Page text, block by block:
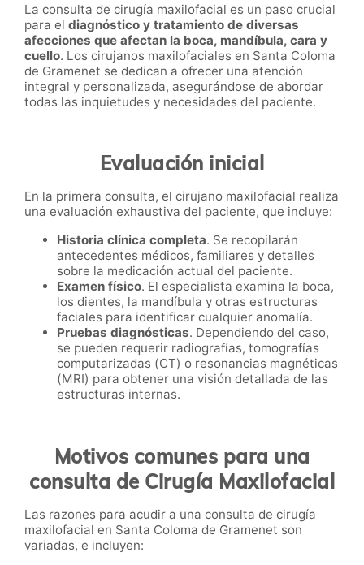
La consulta de cirugía maxilofacial es un paso crucial
para el diagnóstico y tratamiento de diversas
afecciones que afectan la boca, mandíbula, cara y
cuello. Los cirujanos maxilofaciales en Santa Coloma
de Gramenet se dedican a ofrecer una atención
integral y personalizada, asegurándose de abordar
todas las inquietudes y necesidades del paciente.
Evaluación inicial
En la primera consulta, el cirujano maxilofacial realiza
una evaluación exhaustiva del paciente, que incluye:
Historia clínica completa. Se recopilarán
antecedentes médicos, familiares y detalles
sobre la medicación actual del paciente.
Examen físico. El especialista examina la boca,
los dientes, la mandíbula y otras estructuras
faciales para identificar cualquier anomalía.
Pruebas diagnósticas. Dependiendo del caso,
se pueden requerir radiografías, tomografías
computarizadas (CT) o resonancias magnéticas
(MRI) para obtener una visión detallada de las
estructuras internas.
Motivos comunes para una
consulta de Cirugía Maxilofacial
Las razones para acudir a una consulta de cirugía
maxilofacial en Santa Coloma de Gramenet son
variadas, e incluyen: